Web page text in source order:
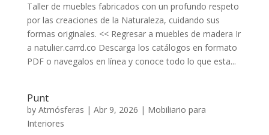
Taller de muebles fabricados con un profundo respeto
por las creaciones de la Naturaleza, cuidando sus
formas originales. << Regresar a muebles de madera Ir
a natulier.carrd.co Descarga los catálogos en formato
PDF o navegalos en línea y conoce todo lo que esta...
Punt
by Atmósferas | Abr 9, 2026 | Mobiliario para
Interiores